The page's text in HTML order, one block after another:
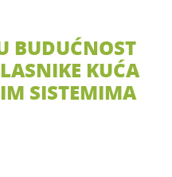
BUDUĆNOST
KUĆA
SISTEMIMA